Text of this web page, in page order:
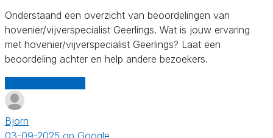
Onderstaand een overzicht van beoordelingen van
hovenier/vijverspecialist Geerlings. Wat is jouw ervaring
met hovenier/vijverspecialist Geerlings? Laat een
beoordeling achter en help andere bezoekers.
Bjorn
03-09-2025 op Google